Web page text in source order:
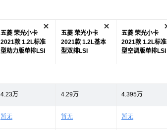
五菱 荣光小卡
2021款 1.2L标准
型助力版单排LSI
五菱 荣光小卡
2021款 1.2L基本
型双排LSI
五菱 荣光小卡
2021款 1.2L标准
型空调版单排LSI
4.23万 4.29万 4.395万
暂无 暂无 暂无